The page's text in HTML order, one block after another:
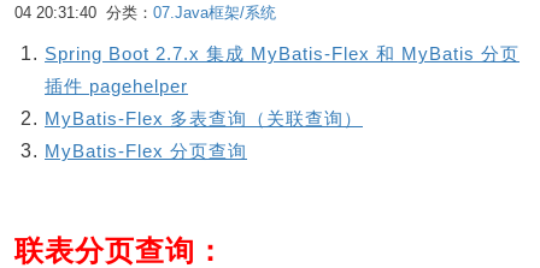
04 20:31:40 分类： 07.Java框架/系统
Spring Boot 2.7.x 集成 MyBatis-Flex 和 MyBatis 分页
插件 pagehelper
MyBatis-Flex 多表查询（关联查询）
MyBatis-Flex 分页查询
联表分页查询：